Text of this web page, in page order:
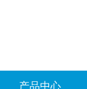
产品中心